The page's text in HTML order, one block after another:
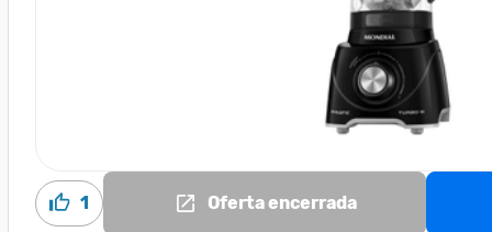
1 Oferta encerrada